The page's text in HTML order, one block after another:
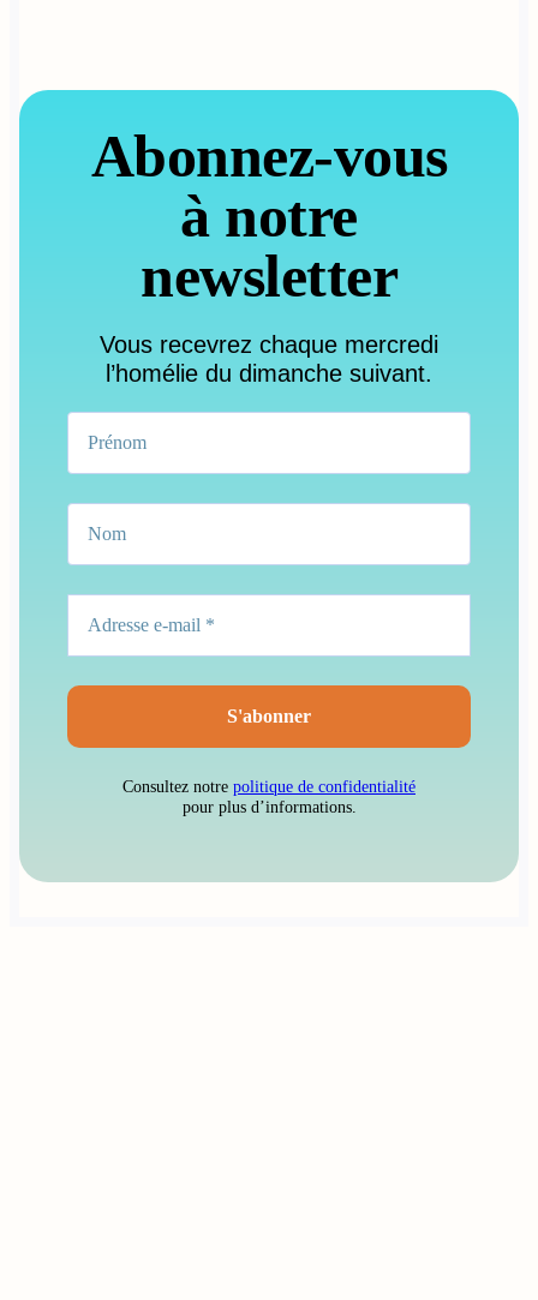
Abonnez-vous
à notre
newsletter
Vous recevrez chaque mercredi
l’homélie du dimanche suivant.
Consultez notre politique de confidentialité
pour plus d’informations.